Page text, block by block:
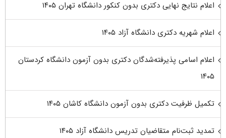
اعلام نتایج نهایی دکتری بدون کنکور دانشگاه تهران ۱۴۰۵
اعلام شهریه دکتری دانشگاه آزاد ۱۴۰۵
اعلام اسامی پذیرفته‌شدگان دکتری بدون آزمون دانشگاه کردستان
۱۴۰۵
تکمیل ظرفیت دکتری بدون آزمون دانشگاه کاشان ۱۴۰۵
تمدید ثبت‌نام متقاضیان تدریس دانشگاه آزاد ۱۴۰۵